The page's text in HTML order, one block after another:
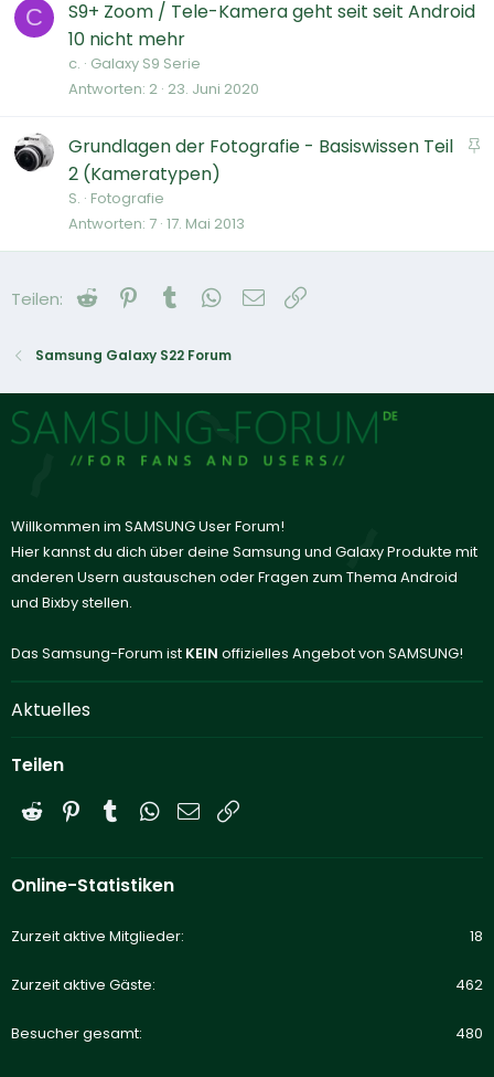
C
S9+ Zoom / Tele-Kamera geht seit seit Android
10 nicht mehr
c. Galaxy S9 Serie
Antworten 2 23. Juni 2020
A
p
Grundlagen der Fotografie - Basiswissen Teil
2 (Kameratypen)
S. Fotografie
Antworten 7 17. Mai 2013
Teilen: Reddit Pinterest
Tumblr WhatsApp
E-Mail
Samsung Galaxy S22 Forum
Willkommen im SAMSUNG User Forum!
Hier kannst du dich über deine Samsung und Galaxy Produkte mit
anderen Usern austauschen oder Fragen zum Thema Android
und Bixby stellen.
Das Samsung-Forum ist KEIN offizielles Angebot von SAMSUNG!
Aktuelles
Teilen
Reddit PinterestTumblrWhatsApp
E-Mail
Online-Statistiken
Zurzeit aktive Mitglieder 18
Zurzeit aktive Gäste 462
Besucher gesamt 480